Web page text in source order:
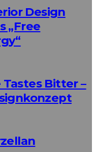
Design
„Free
Bitter –